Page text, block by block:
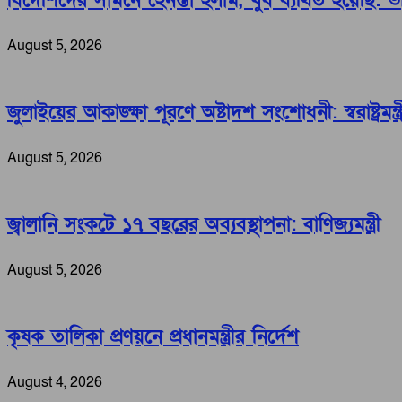
August 5, 2026
জুলাইয়ের আকাঙ্ক্ষা পূরণে অষ্টাদশ সংশোধনী:
August 5, 2026
জ্বালানি সংকটে ১৭ বছরের অব্যবস্থাপনা: বাণিজ্যমন্ত্রী
August 5, 2026
কৃষক তালিকা প্রণয়নে প্রধানমন্ত্রীর নির্দেশ
August 4, 2026